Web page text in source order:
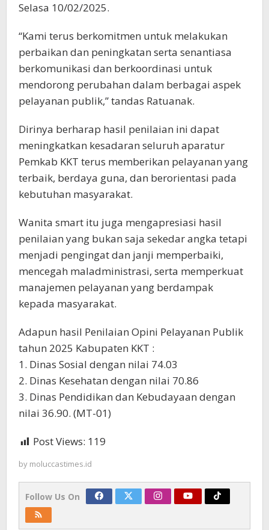
Selasa 10/02/2025.
“Kami terus berkomitmen untuk melakukan
perbaikan dan peningkatan serta senantiasa
berkomunikasi dan berkoordinasi untuk
mendorong perubahan dalam berbagai aspek
pelayanan publik,” tandas Ratuanak.
Dirinya berharap hasil penilaian ini dapat
meningkatkan kesadaran seluruh aparatur
Pemkab KKT terus memberikan pelayanan yang
terbaik, berdaya guna, dan berorientasi pada
kebutuhan masyarakat.
Wanita smart itu juga mengapresiasi hasil
penilaian yang bukan saja sekedar angka tetapi
menjadi pengingat dan janji memperbaiki,
mencegah maladministrasi, serta memperkuat
manajemen pelayanan yang berdampak
kepada masyarakat.
Adapun hasil Penilaian Opini Pelayanan Publik
tahun 2025 Kabupaten KKT :
1. Dinas Sosial dengan nilai 74.03
2. Dinas Kesehatan dengan nilai 70.86
3. Dinas Pendidikan dan Kebudayaan dengan
nilai 36.90. (MT-01)
Post Views: 119
by moluccastimes.id
Follow Us On